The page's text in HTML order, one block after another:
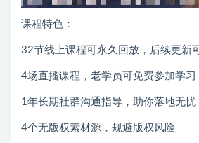
课程特色：
32节线上课程可永久回放，后续更新
4场直播课程，老学员可免费参加学习
1年长期社群沟通指导，助你落地无忧
4个无版权素材源，规避版权风险